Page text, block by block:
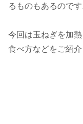
るものもあるのです
今回は玉ねぎを加
食べ方などをご紹介